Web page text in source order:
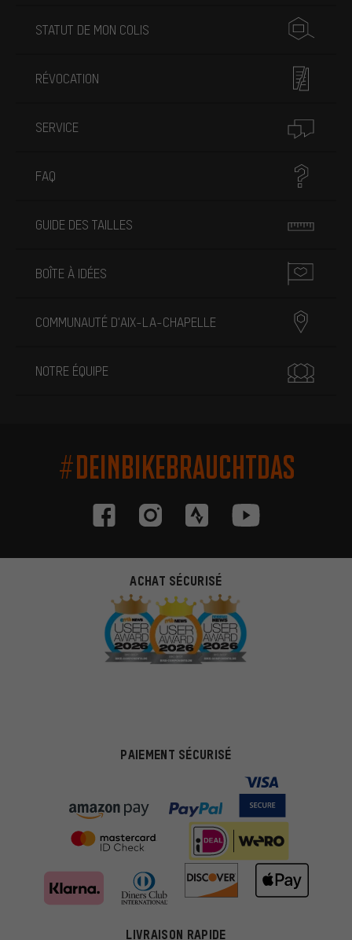
STATUT DE MON COLIS
RÉVOCATION
SERVICE
FAQ
GUIDE DES TAILLES
BOÎTE À IDÉES
COMMUNAUTÉ D'AIX-LA-CHAPELLE
NOTRE ÉQUIPE
#DEINBIKEBRAUCHTDAS
ACHAT SÉCURISÉ
PAIEMENT SÉCURISÉ
LIVRAISON RAPIDE